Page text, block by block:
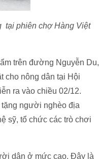
tại phiên chợ Hàng Việt
trên đường Nguyễn Du,
cho nông dân tại Hội
ra vào chiều 02/12.
tặng người nghèo địa
sỹ, tổ chức các trò chơi
dân ở mức cao. Đây là